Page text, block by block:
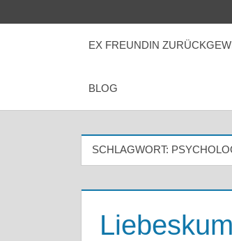
EX FREUNDIN
BLOG
SCHLAGWORT: